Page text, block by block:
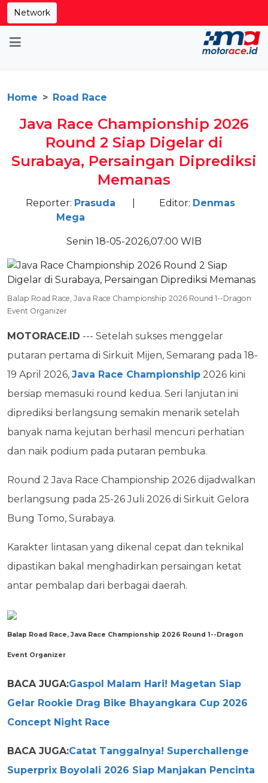
Network
Home Road Race
Java Race Championship 2026
Round 2 Siap Digelar di
Surabaya, Persaingan Diprediksi
Memanas
Reporter: Prasuda
Mega
Editor: Denmas
Senin 18-05-2026,07:00 WIB
Balap Road Race, Java Race Championship 2026 Round 1--Dragon
Event Organizer
MOTORACE.ID --- Setelah sukses menggelar
putaran pertama di Sirkuit Mijen, Semarang pada 18-
19 April 2026, Java Race Championship 2026 kini
bersiap memasuki round kedua. Seri lanjutan ini
diprediksi berlangsung semakin menarik setelah
banyak nama kejutan berhasil mencuri perhatian
dan naik podium pada putaran pembuka.
Round 2 Java Race Championship 2026 dijadwalkan
berlangsung pada 25-26 Juli 2026 di Sirkuit Gelora
Bung Tomo, Surabaya.
Karakter lintasan yang dikenal cepat dan teknikal
dipastikan bakal menghadirkan persaingan ketat
antar pembalap dari berbagai daerah.
Balap Road Race, Java Race Championship 2026 Round 1--Dragon
Event Organizer
BACA JUGA:Gaspol Malam Hari! Magetan Siap
Gelar Rookie Drag Bike Bhayangkara Cup 2026
Concept Night Race
BACA JUGA:Catat Tanggalnya! Superchallenge
Superprix Boyolali 2026 Siap Manjakan Pencinta